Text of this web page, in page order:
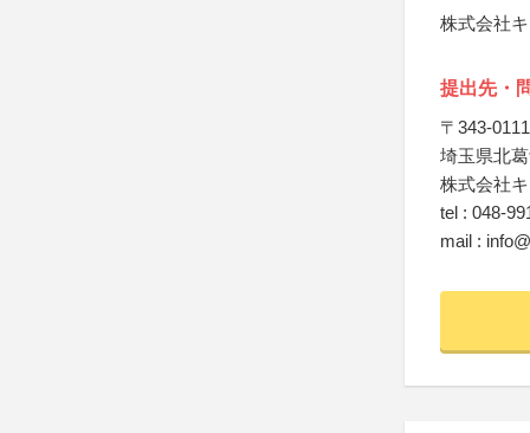
株式会社
提出先・
〒343-0111
埼玉県北
株式会社
tel : 048-
mail :